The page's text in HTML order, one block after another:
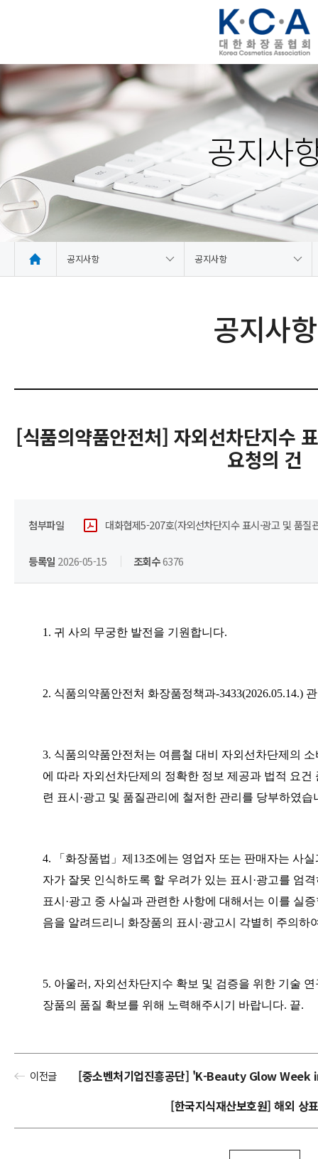
공지사
공지사항 공지사항
공지사항
[식품의약품안전처] 자외선차단지수
요청의 건
첨부파일 대화협제5-207호(자외선차단지수 표시·광고 및 품
등록일 2026-05-15 조회수6376
1. 귀 사의 무궁한 발전을 기원합니다.
2. 식품의약품안전처 화장품정책과-3433(2026.05.14.)
3. 식품의약품안전처는 여름철 대비 자외선차단제의
에 따라 자외선차단제의 정확한 정보 제공과 법적 요
련 표시 ·광고 및 품질관리에 철저한 관리를 당부하였습
4. 「 화장품법 」 제 13조에는 영업자 또는 판매자는 사
자가 잘못 인식하도록 할 우려가 있는 표시 ·광고를 엄
표시 ·광고 중 사실과 관련한 사항에 대해서는 이를 실
음을 알려드리니 화장품의 표시 ·광고시 각별히 주의하
5. 아울러 , 자외선차단지수 확보 및 검증을 위한 기술
장품의 품질 확보를 위해 노력해주시기 바랍니다. 끝.
이전글
[중소벤처기업진흥공단] 'K-Beauty Glow Week
[한국지식재산보호원] 해외 상